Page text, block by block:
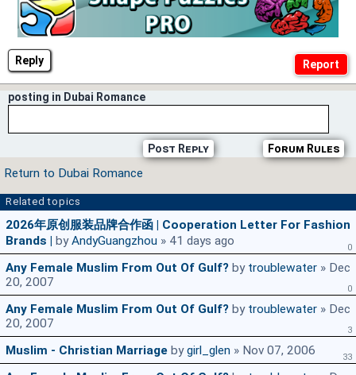
Reply
posting in Dubai Romance
Forum Rules
Post Reply
Return to Dubai Romance
Related topics
2026年原创服装品牌合作函 | Cooperation Letter For Fashion
Brands | byAndyGuangzhou » 41 days ago 0
Any Female Muslim From Out Of Gulf? by troublewater » Dec
20, 2007
0
Any Female Muslim From Out Of Gulf? by troublewater » Dec
20, 2007
3
Muslim - Christian Marriage bygirl_glen » Nov 07, 2006 33